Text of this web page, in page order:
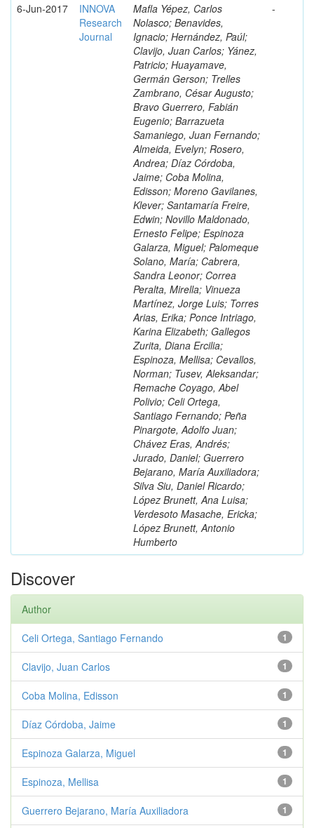
6-Jun-2017
INNOVA
Research
Journal
Mafla Yépez, Carlos
Nolasco; Benavides,
Ignacio; Hernández, Paúl;
Clavijo, Juan Carlos; Yánez,
Patricio; Huayamave,
Germán Gerson; Trelles
Zambrano, César Augusto;
Bravo Guerrero, Fabián
Eugenio; Barrazueta
Samaniego, Juan Fernando;
Almeida, Evelyn; Rosero,
Andrea; Díaz Córdoba,
Jaime; Coba Molina,
Edisson; Moreno Gavilanes,
Klever; Santamaría Freire,
Edwin; Novillo Maldonado,
Ernesto Felipe; Espinoza
Galarza, Miguel; Palomeque
Solano, María; Cabrera,
Sandra Leonor; Correa
Peralta, Mirella; Vinueza
Martínez, Jorge Luis; Torres
Arias, Erika; Ponce Intriago,
Karina Elizabeth; Gallegos
Zurita, Diana Ercilia;
Espinoza, Mellisa; Cevallos,
Norman; Tusev, Aleksandar;
Remache Coyago, Abel
Polivio; Celi Ortega,
Santiago Fernando; Peña
Pinargote, Adolfo Juan;
Chávez Eras, Andrés;
Jurado, Daniel; Guerrero
Bejarano, María Auxiliadora;
Silva Siu, Daniel Ricardo;
López Brunett, Ana Luisa;
Verdesoto Masache, Ericka;
López Brunett, Antonio
Humberto
-
Discover
Author
1
Celi Ortega, Santiago Fernando
1
Clavijo, Juan Carlos
1
Coba Molina, Edisson
1
Díaz Córdoba, Jaime
1
Espinoza Galarza, Miguel
1
Espinoza, Mellisa
1
Guerrero Bejarano, María Auxiliadora